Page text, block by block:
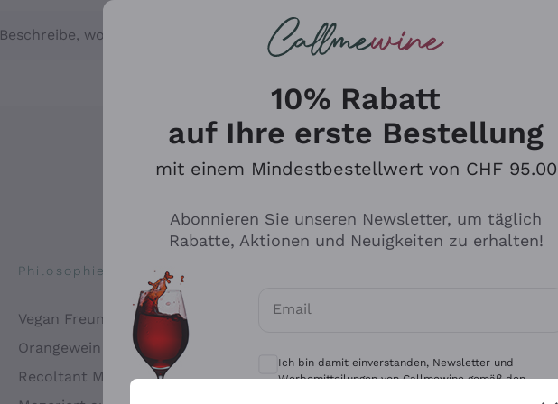
Beschreibe, wonach du suchst
Philosophien
Vegan Freundlich
Orangewein
Recoltant Manipulant
Antinori
Ca' del Bosco
Gavi
10% Rabatt
auf Ihre erste Bestellung
mit einem Mindestbestellwert von CHF 95.00
Abonnieren Sie unseren Newsletter, um täglich
Rabatte, Aktionen und Neuigkeiten zu erhalten!
Email
Optionale Einwilligungen zum Erhalt von
Ich bin damit einverstanden, Newsletter und
Werbemitteilungen von Callmewine gemäß den -